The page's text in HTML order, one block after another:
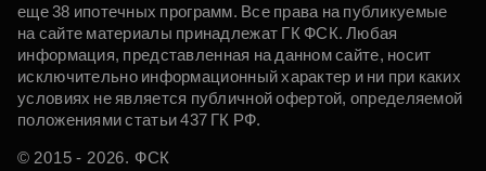
еще 38 ипотечных программ. Все права на публикуемые
на сайте материалы принадлежат ГК ФСК. Любая
информация, представленная на данном сайте, носит
исключительно информационный характер и ни при каких
условиях не является публичной офертой, определяемой
положениями статьи 437 ГК РФ.
© 2015 - 2026. ФСК